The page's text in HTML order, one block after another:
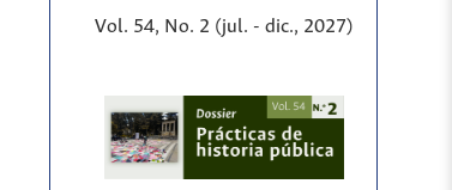
Vol. 54, No. 2 (jul. - dic., 2027)